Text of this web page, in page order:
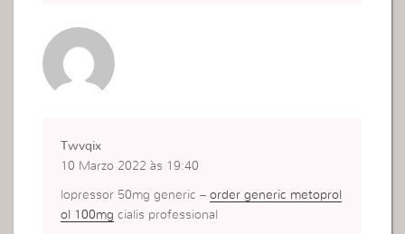
Twvqix
10 Marzo 2022 às 19:40
lopressor 50mg generic –order generic metoprol
ol 100mg cialis professional